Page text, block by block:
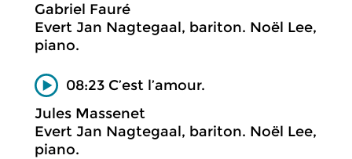
Gabriel Fauré
Evert Jan Nagtegaal, bariton. Noël Lee,
piano.
08:23 C’est l’amour.
Jules Massenet
Evert Jan Nagtegaal, bariton. Noël Lee,
piano.